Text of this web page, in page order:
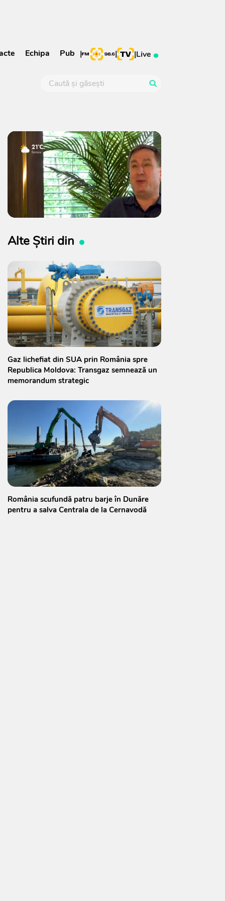
Echipa Pub | | |Live
Alte Știri din
Gaz lichefiat din SUA prin România spre
Republica Moldova: Transgaz semnează un
memorandum strategic
România scufundă patru barje în Dunăre
pentru a salva Centrala de la Cernavodă